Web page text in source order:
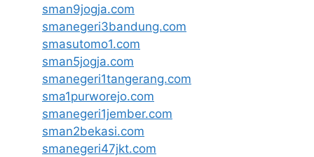
sman9jogja.com
smanegeri3bandung.com
smasutomo1.com
sman5jogja.com
smanegeri1tangerang.com
sma1purworejo.com
smanegeri1jember.com
sman2bekasi.com
smanegeri47jkt.com